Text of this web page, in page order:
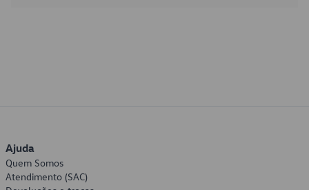
Ajuda
Quem Somos
Atendimento (SAC)